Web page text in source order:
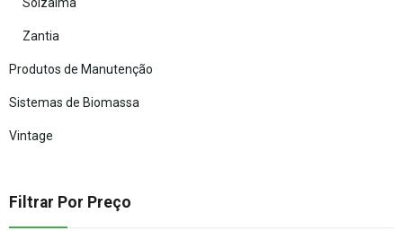
Solzaima
Zantia
Produtos de Manutenção
Sistemas de Biomassa
Vintage
Filtrar Por Preço